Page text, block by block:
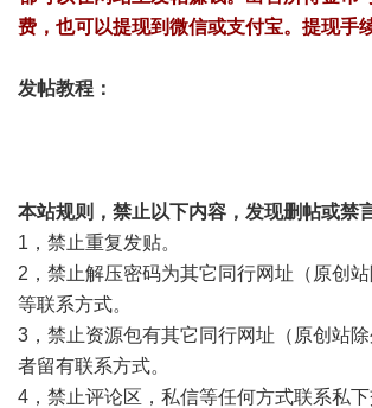
费，也可以提现到微信或支付宝。提现手
发帖教程：
本站规则，禁止以下内容，发现删帖或禁
1，禁止重复发贴。
2，禁止解压密码为其它同行网址（原创
等联系方式。
3，禁止资源包有其它同行网址（原创站
者留有联系方式。
4，禁止评论区，私信等任何方式联系私下